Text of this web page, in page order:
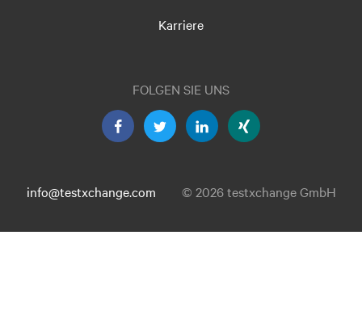
Karriere
FOLGEN SIE UNS
info@testxchange.com © 2026 testxchange GmbH